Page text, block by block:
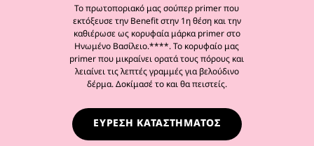
Το πρωτοποριακό μας σούπερ primer που
εκτόξευσε την Benefit στην 1η θέση και την
καθιέρωσε ως κορυφαία μάρκα primer στο
Ηνωμένο Βασίλειο.****. Το κορυφαίο μας
primer που μικραίνει ορατά τους πόρους και
λειαίνει τις λεπτές γραμμές για βελούδινο
δέρμα. Δοκίμασέ το και θα πειστείς.
ΕΥΡΕΣΗ ΚΑΤΑΣΤΗΜΑΤΟΣ